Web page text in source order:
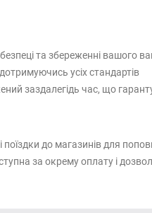
та збереженні вашого
усіх стандартів
заздалегідь час, що
до магазинів для
за окрему оплату і